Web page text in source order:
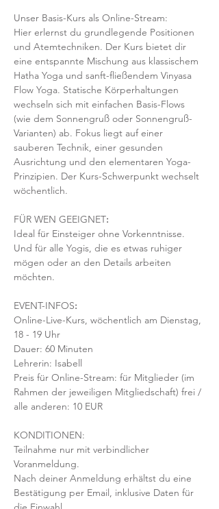
Unser Basis-Kurs als Online-Stream:
Hier erlernst du grundlegende Positionen
und Atemtechniken. Der Kurs bietet dir
eine entspannte Mischung aus klassischem
Hatha Yoga und sanft-fließendem Vinyasa
Flow Yoga. Statische Körperhaltungen
wechseln sich mit einfachen Basis-Flows
(wie dem Sonnengruß oder Sonnengruß-
Varianten) ab. Fokus liegt auf einer
sauberen Technik, einer gesunden
Ausrichtung und den elementaren Yoga-
Prinzipien. Der Kurs-Schwerpunkt wechselt
wöchentlich.
FÜR WEN GEEIGNET:
Ideal für Einsteiger ohne Vorkenntnisse.
Und für alle Yogis, die es etwas ruhiger
mögen oder an den Details arbeiten
möchten.
EVENT-INFOS:
Online-Live-Kurs, wöchentlich am Dienstag,
18 - 19 Uhr
Dauer: 60 Minuten
Lehrerin: Isabell
Preis für Online-Stream: für Mitglieder (im
Rahmen der jeweiligen Mitgliedschaft) frei /
alle anderen: 10 EUR
KONDITIONEN:
Teilnahme nur mit verbindlicher
Voranmeldung.
Nach deiner Anmeldung erhältst du eine
Bestätigung per Email, inklusive Daten für